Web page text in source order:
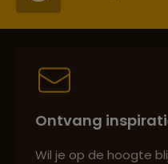
Best beoordeelde
Ontvang
Wil je op de hoogte